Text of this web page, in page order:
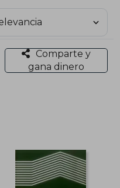
Comparte y
gana dinero